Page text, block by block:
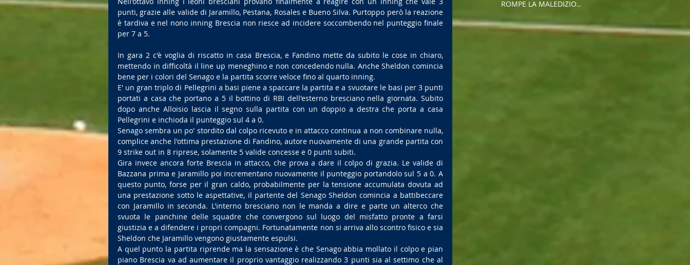
punti, grazie alle valide di Jaramillo, Pestana, Rosales e Bueno Silva. Purtoppo però la reazione
è tardiva e nel nono inning Brescia non riesce ad incidere soccombendo nel punteggio finale
per 7 a 5.
In gara 2 c'è voglia di riscatto in casa Brescia, e Fandino mette da subito le cose in chiaro,
mettendo in difficoltà il line up meneghino e non concedendo nulla. Anche Sheldon comincia
bene per i colori del Senago e la partita scorre veloce fino al quarto inning.
E' un gran triplo di Pellegrini a basi piene a spaccare la partita e a svuotare le basi per 3 punti
portati a casa che portano a 5 il bottino di RBI dell'esterno bresciano nella giornata. Subito
dopo anche Alloisio lascia il segno sulla partita con un doppio a destra che porta a casa
Pellegrini e inchioda il punteggio sul 4 a 0.
Senago sembra un po' stordito dal colpo ricevuto e in attacco continua a non combinare nulla,
complice anche l'ottima prestazione di Fandino, autore nuovamente di una grande partita con
9 strike out in 8 riprese, solamente 5 valide concesse e 0 punti subiti.
Gira invece ancora forte Brescia in attacco, che prova a dare il colpo di grazia. Le valide di
Bazzana prima e Jaramillo poi incrementano nuovamente il punteggio portandolo sul 5 a 0. A
questo punto, forse per il gran caldo, probabilmente per la tensione accumulata dovuta ad
una prestazione sotto le aspettative, il partente del Senago Sheldon comincia a battibeccare
con Jaramillo in seconda. L'interno bresciano non le manda a dire e parte un alterco che
svuota le panchine delle squadre che convergono sul luogo del misfatto pronte a farsi
giustizia e a difendere i propri compagni. Fortunatamente non si arriva allo scontro fisico e sia
Sheldon che Jaramillo vengono giustamente espulsi.
A quel punto la partita riprende ma la sensazione è che Senago abbia mollato il colpo e pian
piano Brescia va ad aumentare il proprio vantaggio realizzando 3 punti sia al settimo che al
ROMPE LA MALEDIZIONE
STRISCIA NEGATIVA